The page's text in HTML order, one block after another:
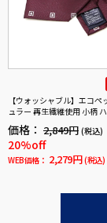
【ウォッシャブル】エコ
ュラー 再生繊維使用 小柄
年
価格： 2,849円 (税込)
20%off
WEB価格： 2,279円 (税込)